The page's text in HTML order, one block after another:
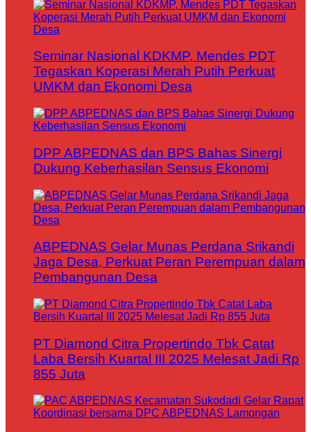
Seminar Nasional KDKMP, Mendes PDT
Tegaskan Koperasi Merah Putih Perkuat
UMKM dan Ekonomi Desa
DPP ABPEDNAS dan BPS Bahas Sinergi
Dukung Keberhasilan Sensus Ekonomi
ABPEDNAS Gelar Munas Perdana Srikandi
Jaga Desa, Perkuat Peran Perempuan dalam
Pembangunan Desa
PT Diamond Citra Propertindo Tbk Catat
Laba Bersih Kuartal III 2025 Melesat Jadi Rp
855 Juta